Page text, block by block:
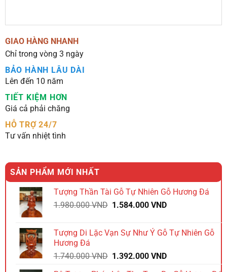
GIAO HÀNG NHANH
Chỉ trong vòng 3 ngày
BẢO HÀNH LÂU DÀI
Lên đến 10 năm
TIẾT KIỆM HƠN
Giá cả phải chăng
HỖ TRỢ 24/7
Tư vấn nhiệt tình
SẢN PHẨM MỚI NHẤT
Tượng Thần Tài Gỗ Tự Nhiên Gỗ Hương Đá
1.980.000VND Giá
1.980.000 VND.
1.584.000VNDGiá
là:
Tượng Di Lặc Vạn Sự Như Ý Gỗ Tự Nhiên Gỗ
Hương Đá
1.740.000VND Giá
1.392.000VNDGiá